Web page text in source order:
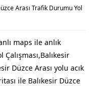
Arası Trafik Durumu Yol
maps ile anlık
Düzce Arası yolu acık
ile Balıkesir Düzce